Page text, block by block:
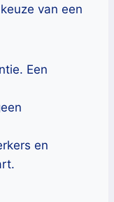
van een
Een
en